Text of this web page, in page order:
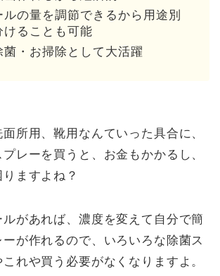
ルの量を調節できるから用途別
けることも可能
菌・お掃除として大活躍
所用、靴用なんていった具合に、
レーを買うと、お金もかかるし、
ますよね？
があれば、濃度を変えて自分で簡
が作れるので、いろいろな除菌ス
れや買う必要がなくなりますよ。